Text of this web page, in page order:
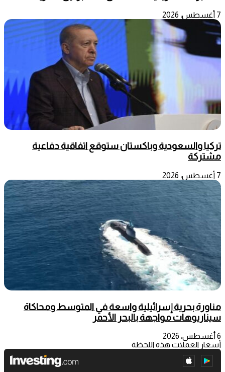
7 أغسطس، 2026
تركيا والسعودية وباكستان ستوقع اتفاقية دفاعية
مشتركة
7 أغسطس، 2026
مناورة بحرية إسرائيلية واسعة في المتوسط ومحاكاة
سيناريوهات مواجهة بالبحر الأحمر
6 أغسطس، 2026
أسعار العملات هذه اللحظة